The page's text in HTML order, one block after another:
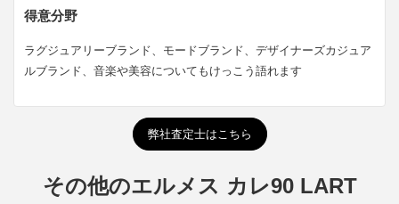
得意分野
ラグジュアリーブランド、モードブランド、デザイナーズカジュア
ルブランド、音楽や美容についてもけっこう語れます
弊社査定士はこちら
その他のエルメス カレ90 LART